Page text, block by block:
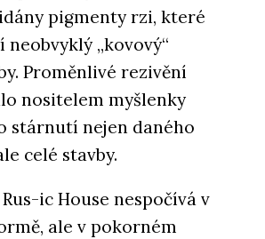
pigmenty rzi, které
neobvyklý „kovový“
Proměnlivé rezivění
nositelem myšlenky
stárnutí nejen daného
celé stavby.
ic House nespočívá v
ale v pokorném